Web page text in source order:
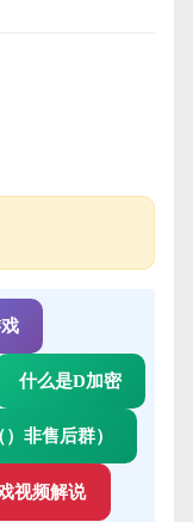
什么是D加密
非售后群）
视频解说